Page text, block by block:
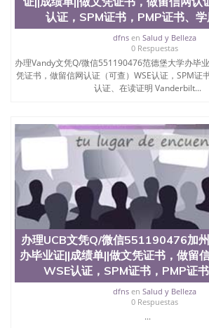
University）圣何塞州立大学（San
University）圣何塞州立大学文凭（
University）圣何塞州立大学文凭（
University）文凭圣何塞州立大学文凭
State University）圣何塞州立大学学
State University）圣何塞州立大学学历
State University）圣何塞州立大学学历
State University）圣何塞州立大学（
University）圣何塞州立大学（San
University）圣何塞州立大学（San
University）圣何塞州立大学（San
University）圣何塞州立大学学位证（
University）圣何塞州立大学学位证（
University）圣何塞州立大学学位证（
University）圣何塞州立大学（San
University）圣何塞州立大学（San
University）圣何塞州立大学（San
University）圣何塞州立大学（San
University）圣何塞州立大学学位证（
University）圣何塞州立大学学位证（
University）圣何塞州立大学结业证（
University）圣何塞州立大学结业证（
University）圣何塞州立大学结业证（
认证，SPM证书，PMP证书、
dfnsen Salud y Belleza
0 Respuestas
办理Vandy文凭Q/微信551190476范德堡大学办
凭证书，做留信网认证（可查）WSE认证，SPM证
认证、在读证明 Vanderbilt...
办理UCB文凭Q/微信551190476加
办毕业证||成绩单||做文凭证书，做留
WSE认证，SPM证书，PMP证
dfnsen Salud y Belleza
0 Respuestas
...